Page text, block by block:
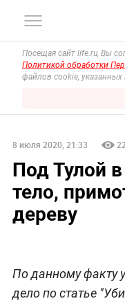
Посещая сайт life.ru, Вы
Политикой обработки
файлов cookie,
8 июля 2020, 21:33
Под Тулой
тело,
дереву
По данному факту
дело по статье